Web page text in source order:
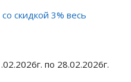
по 28.02.2026г.